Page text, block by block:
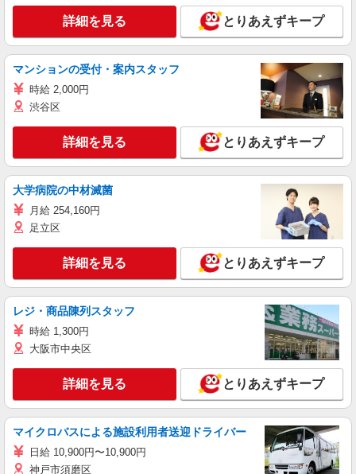
詳細を見る とりあえずキープ
マンションの受付・案内スタッフ
時給 2,000円
渋谷区
詳細を見る とりあえずキープ
大学病院の中材滅菌
月給 254,160円
足立区
詳細を見る とりあえずキープ
レジ・商品陳列スタッフ
時給 1,300円
大阪市中央区
詳細を見る とりあえずキープ
マイクロバスによる施設利用者送迎ドライバー
日給 10,900円〜10,900円
神戸市須磨区